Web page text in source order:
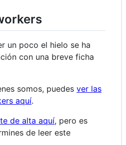
un poco el hielo se ha
con una breve ficha
somos, puedes ver las
aquí.
de alta aquí, pero es
de leer este